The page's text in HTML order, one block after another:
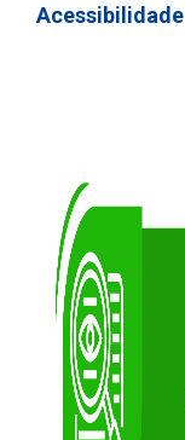
Acessibilidade